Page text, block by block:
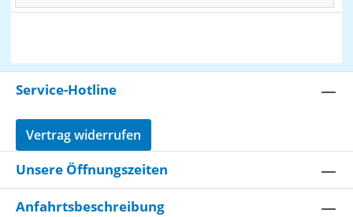
Service-Hotline
Vertrag widerrufen
Unsere Öffnungszeiten
Anfahrtsbeschreibung